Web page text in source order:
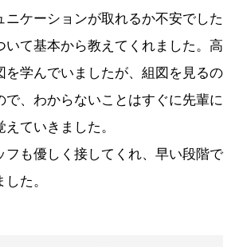
ニケーションが取れるか不安でした
いて基本から教えてくれました。高
を学んでいましたが、組図を見るの
で、わからないことはすぐに先輩に
ていきました。
フも優しく接してくれ、早い段階で
た。